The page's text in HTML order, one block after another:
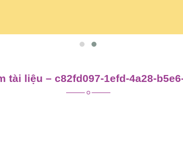
tài liệu – c82fd097-1efd-4a28-